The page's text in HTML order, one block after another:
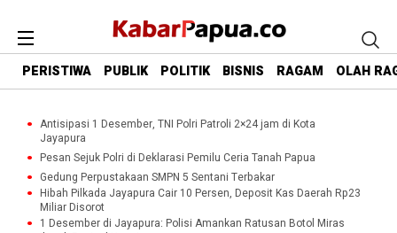
PERISTIWA PUBLIK POLITIK BISNIS RAGAM OLAH
Antisipasi 1 Desember, TNI Polri Patroli 2×24 jam di Kota
Jayapura
Pesan Sejuk Polri di Deklarasi Pemilu Ceria Tanah Papua
Gedung Perpustakaan SMPN 5 Sentani Terbakar
Hibah Pilkada Jayapura Cair 10 Persen, Deposit Kas Daerah Rp23
Miliar Disorot
1 Desember di Jayapura: Polisi Amankan Ratusan Botol Miras